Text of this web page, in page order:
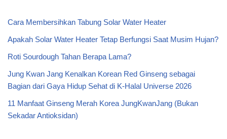
Cara Membersihkan Tabung Solar Water Heater
Apakah Solar Water Heater Tetap Berfungsi Saat Musim Hujan?
Roti Sourdough Tahan Berapa Lama?
Jung Kwan Jang Kenalkan Korean Red Ginseng sebagai
Bagian dari Gaya Hidup Sehat di K-Halal Universe 2026
11 Manfaat Ginseng Merah Korea JungKwanJang (Bukan
Sekadar Antioksidan)